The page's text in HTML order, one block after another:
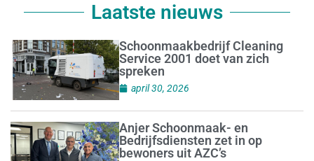
Laatste nieuws
Schoonmaakbedrijf Cleaning
Service 2001 doet van zich
spreken
april 30, 2026
Anjer Schoonmaak- en
Bedrijfsdiensten zet in op
bewoners uit AZC’s